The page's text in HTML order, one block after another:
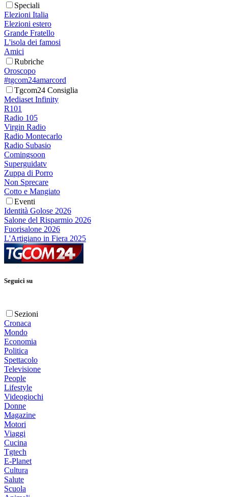
Speciali
Elezioni Italia
Elezioni estero
Grande Fratello
L'isola dei famosi
Amici
Rubriche
Oroscopo
#tgcom24amarcord
Tgcom24 Consiglia
Mediaset Infinity
R101
Radio 105
Virgin Radio
Radio Montecarlo
Radio Subasio
Comingsoon
Superguidatv
Zuppa di Porro
Non Sprecare
Cotto e Mangiato
Eventi
Identità Golose 2026
Salone del Risparmio 2026
Fuorisalone 2026
L'Artigiano in Fiera 2025
Seguici su
Sezioni
Cronaca
Mondo
Economia
Politica
Spettacolo
Televisione
People
Lifestyle
Videogiochi
Donne
Magazine
Motori
Viaggi
Cucina
Tgtech
E-Planet
Cultura
Salute
Scuola